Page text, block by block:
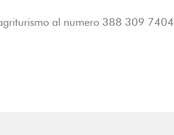
al numero 388 309 7404